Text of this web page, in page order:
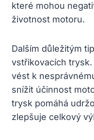
které mohou
životnost motoru.
Dalším důležitým
vstřikovacích
vést k
snížit účinnost
trysk pomáhá
zlepšuje celkový